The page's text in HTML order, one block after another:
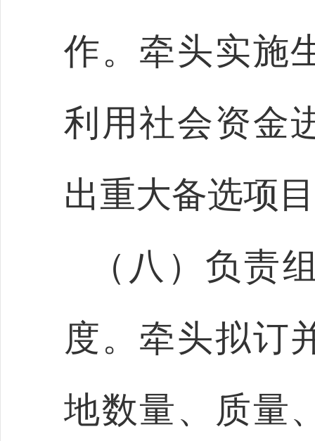
作。牵头实施
利用社会资金
出重大备选项
（八）负责
度。牵头拟订
地数量、质量